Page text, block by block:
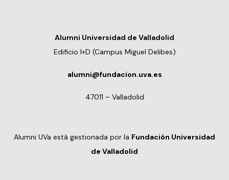
Alumni Universidad de Valladolid
Edificio I+D (Campus Miguel Delibes)
alumni@fundacion.uva.es
47011 – Valladolid
Alumni UVa está gestionada por la Fundación Universidad
de Valladolid